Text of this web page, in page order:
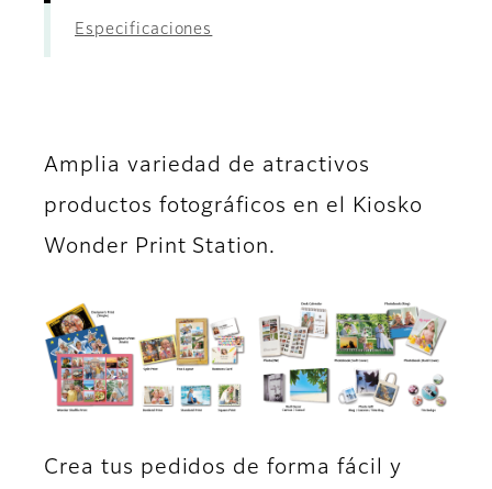
Especificaciones
Amplia variedad de atractivos
productos fotográficos en el Kiosko
Wonder Print Station.
Crea tus pedidos de forma fácil y